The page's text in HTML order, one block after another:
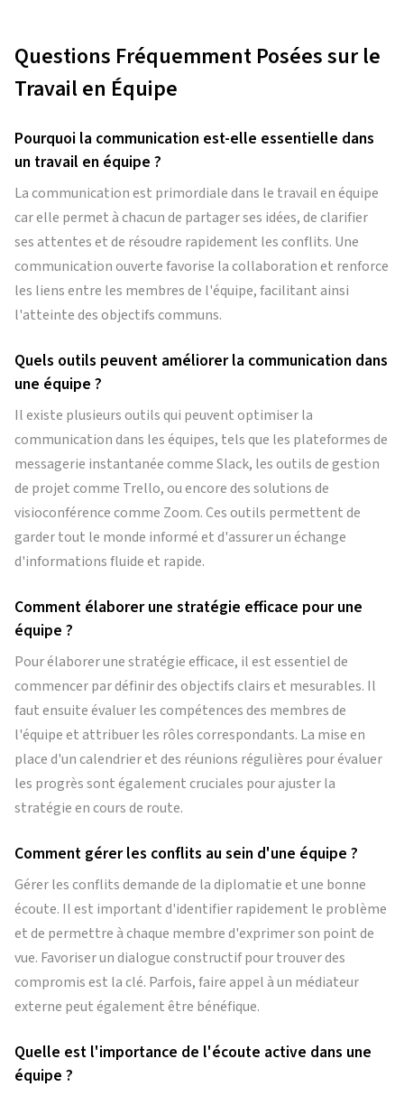
Questions Fréquemment Posées sur le
Travail en Équipe
Pourquoi la communication est-elle essentielle dans
un travail en équipe ?
La communication est primordiale dans le travail en équipe
car elle permet à chacun de partager ses idées, de clarifier
ses attentes et de résoudre rapidement les conflits. Une
communication ouverte favorise la collaboration et renforce
les liens entre les membres de l'équipe, facilitant ainsi
l'atteinte des objectifs communs.
Quels outils peuvent améliorer la communication dans
une équipe ?
Il existe plusieurs outils qui peuvent optimiser la
communication dans les équipes, tels que les plateformes de
messagerie instantanée comme Slack, les outils de gestion
de projet comme Trello, ou encore des solutions de
visioconférence comme Zoom. Ces outils permettent de
garder tout le monde informé et d'assurer un échange
d'informations fluide et rapide.
Comment élaborer une stratégie efficace pour une
équipe ?
Pour élaborer une stratégie efficace, il est essentiel de
commencer par définir des objectifs clairs et mesurables. Il
faut ensuite évaluer les compétences des membres de
l'équipe et attribuer les rôles correspondants. La mise en
place d'un calendrier et des réunions régulières pour évaluer
les progrès sont également cruciales pour ajuster la
stratégie en cours de route.
Comment gérer les conflits au sein d'une équipe ?
Gérer les conflits demande de la diplomatie et une bonne
écoute. Il est important d'identifier rapidement le problème
et de permettre à chaque membre d'exprimer son point de
vue. Favoriser un dialogue constructif pour trouver des
compromis est la clé. Parfois, faire appel à un médiateur
externe peut également être bénéfique.
Quelle est l'importance de l'écoute active dans une
équipe ?